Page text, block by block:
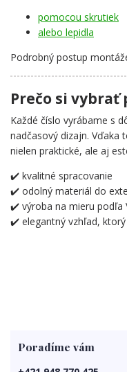
pomocou skrutiek
alebo lepidla
Podrobný postup
Prečo si vybrať
Každé číslo vyrábame s
nadčasový dizajn. Vďaka
nielen praktické, ale aj
✔️ kvalitné spracovanie
✔️ odolný materiál do
✔️ výroba na mieru podľa
✔️ elegantný vzhľad,
Poradíme vám